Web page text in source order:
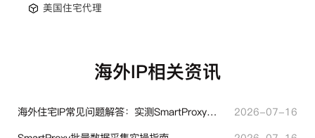
美国住宅代理
海外IP相关资讯
海外住宅IP常见问题解答：实测SmartProxy使用经验分享
2026-07-16